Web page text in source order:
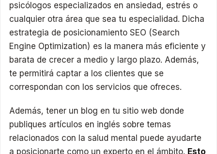
psicólogos especializados en ansiedad, estrés o
cualquier otra área que sea tu especialidad. Dicha
estrategia de posicionamiento SEO (Search
Engine Optimization) es la manera más eficiente y
barata de crecer a medio y largo plazo. Además,
te permitirá captar a los clientes que se
correspondan con los servicios que ofreces.
Además, tener un blog en tu sitio web donde
publiques artículos en inglés sobre temas
relacionados con la salud mental puede ayudarte
a posicionarte como un experto en el ámbito. Esto